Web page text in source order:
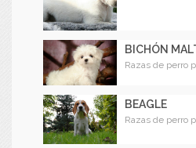
BICHÓN
Razas de perro
BEAGLE
Razas de perro